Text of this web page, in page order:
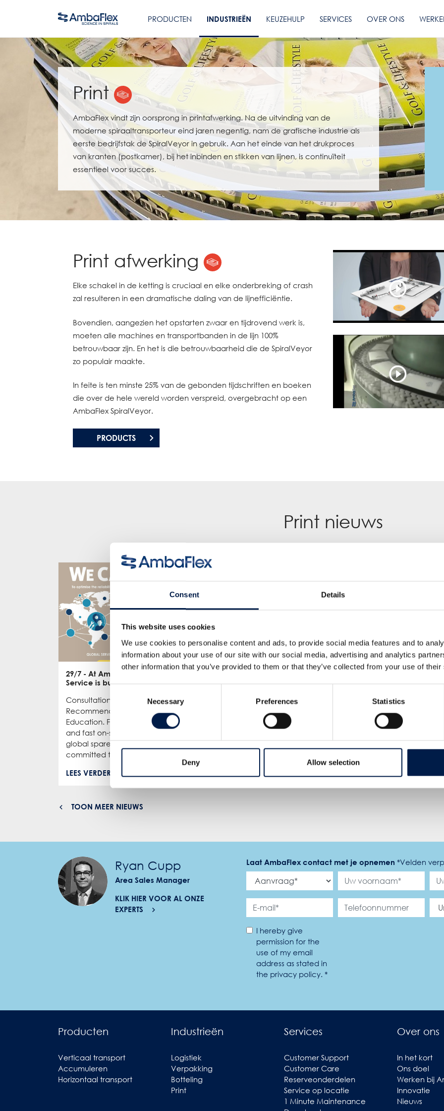
Consent Details
This website uses cookies
We use cookies to personalise content and ads, to provide social media features and to
information about your use of our site with our social media, advertising and analytics
other information that you’ve provided to them or that they’ve collected from your use of
Selection
Necessary Preferences Statistics
Deny Allow selection
PRODUCTEN INDUSTRIEËN KEUZEHULP SERVICES OVER ONS
Print
AmbaFlex vindt zijn oorsprong in printafwerking. Na de uitvinding van de
moderne spiraaltransporteur eind jaren negentig, nam de grafische industrie als
eerste bedrijfstak de SpiralVeyor in gebruik. Aan het einde van het drukproces
van kranten (postkamer), bij het inbinden en stikken van lijnen, is continuïteit
essentieel voor succes.
Print afwerking
Elke schakel in de ketting is cruciaal en elke onderbreking of crash
zal resulteren in een dramatische daling van de lijnefficiëntie.
Bovendien, aangezien het opstarten zwaar en tijdrovend werk is,
moeten alle machines en transportbanden in de lijn 100%
betrouwbaar zijn. En het is die betrouwbaarheid die de SpiralVeyor
zo populair maakte.
In feite is ten minste 25% van de gebonden tijdschriften en boeken
die over de hele wereld worden verspreid, overgebracht op een
AmbaFlex SpiralVeyor.
PRODUCTS
Print nieuws
29/7 - At AmbaFlex, our
Service is built on CARE
Consultation, Analysis,
Recommendation, and
Education. From 24/7 support
and fast on-site service to
global spare parts hubs, we’re
committed to keeping ...
LEES VERDER
- This AmbaVeyor has
been running for 20 years!
This installation of the
for over 20 years with more
The AmbaVeyor is designed to
- The opening of our
Sales Office in Italy!
We’re glad to announce
Office in Italy! Located at
This strategic location is at
TOON MEER NIEUWS
Ryan Cupp
Area Sales Manager
KLIK HIER VOOR AL ONZE
EXPERTS
Laat AmbaFlex contact met je opnemen *Velden
I hereby give
permission for the
use of my email
address as stated in
the privacy policy. *
Producten
Verticaal transport
Accumuleren
Horizontaal transport
Industrieën
Logistiek
Verpakking
Botteling
Print
Services
Customer Support
Customer Care
Reserveonderdelen
Service op locatie
1 Minute Maintenance
Over ons
In het kort
Ons doel
Werken bij
Innovatie
Nieuws